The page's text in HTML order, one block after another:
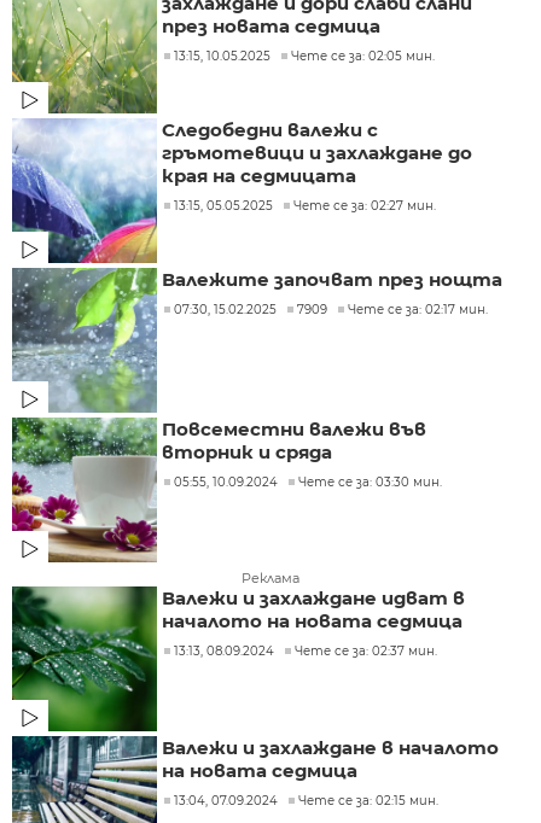
през новата седмица
13:15, 10.05.2025 Чете се за: 02:05 мин.
Следобедни валежи с
гръмотевици и захлаждане до
края на седмицата
13:15, 05.05.2025 Чете се за: 02:27 мин.
Валежите започват през нощта
07:30, 15.02.2025 7909 Чете се за: 02:17 мин.
Повсеместни валежи във
вторник и сряда
05:55, 10.09.2024 Чете се за: 03:30 мин.
Реклама
Валежи и захлаждане идват в
началото на новата седмица
13:13, 08.09.2024 Чете се за: 02:37 мин.
Валежи и захлаждане в началото
на новата седмица
13:04, 07.09.2024 Чете се за: 02:15 мин.